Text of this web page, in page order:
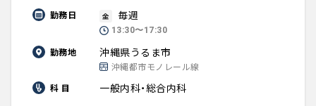
勤務日 金 毎週
13:30〜17:30
勤務地 沖縄県うるま市
沖縄都市モノレール線
科 目
一般内科・総合内科